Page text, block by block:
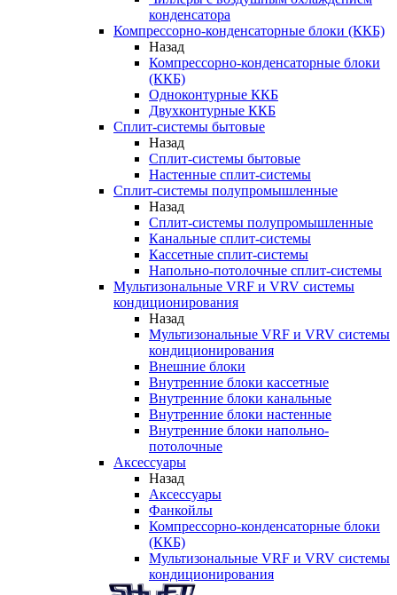
конденсатора
Компрессорно-конденсаторные блоки (ККБ)
Назад
Компрессорно-конденсаторные блоки
(ККБ)
Одноконтурные ККБ
Двухконтурные ККБ
Сплит-системы бытовые
Назад
Сплит-системы бытовые
Настенные сплит-системы
Сплит-системы полупромышленные
Назад
Сплит-системы полупромышленные
Канальные сплит-системы
Кассетные сплит-системы
Напольно-потолочные сплит-системы
Мультизональные VRF и VRV системы
кондиционирования
Назад
Мультизональные VRF и VRV системы
кондиционирования
Внешние блоки
Внутренние блоки кассетные
Внутренние блоки канальные
Внутренние блоки настенные
Внутренние блоки напольно-
потолочные
Аксессуары
Назад
Аксессуары
Фанкойлы
Компрессорно-конденсаторные блоки
(ККБ)
Мультизональные VRF и VRV системы
кондиционирования